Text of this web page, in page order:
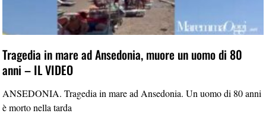
Tragedia in mare ad Ansedonia, muore un uomo di 80
anni – IL VIDEO
ANSEDONIA. Tragedia in mare ad Ansedonia. Un uomo di 80 anni
è morto nella tarda